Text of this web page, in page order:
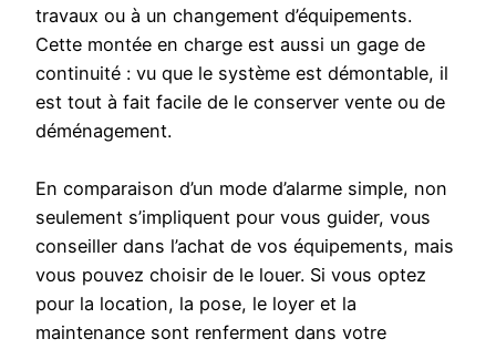
travaux ou à un changement d’équipements.
Cette montée en charge est aussi un gage de
continuité : vu que le système est démontable, il
est tout à fait facile de le conserver vente ou de
déménagement.
En comparaison d’un mode d’alarme simple, non
seulement s’impliquent pour vous guider, vous
conseiller dans l’achat de vos équipements, mais
vous pouvez choisir de le louer. Si vous optez
pour la location, la pose, le loyer et la
maintenance sont renferment dans votre